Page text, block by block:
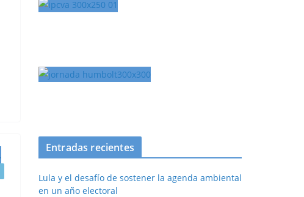
Entradas recientes
Lula y el desafío de sostener la agenda ambiental
en un año electoral